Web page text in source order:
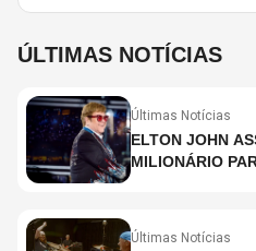
ÚLTIMAS NOTÍCIAS
Últimas Notícias
ELTON JOHN
MILIONÁRIO
Últimas Notícias